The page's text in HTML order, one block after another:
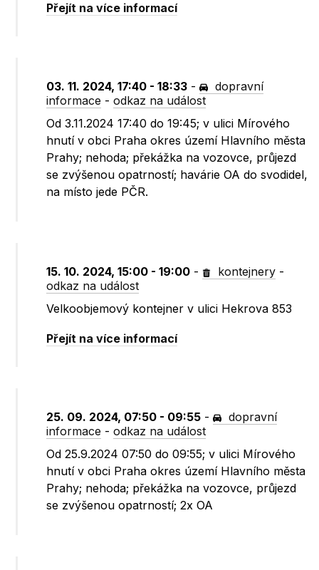
Přejít na více informací
03. 11. 2024, 17:40 - 18:33 -
dopravní
informace -odkaz na událost
Od 3.11.2024 17:40 do 19:45; v ulici Mírového
hnutí v obci Praha okres území Hlavního města
Prahy; nehoda; překážka na vozovce, průjezd
se zvýšenou opatrností; havárie OA do svodidel,
na místo jede PČR.
15. 10. 2024, 15:00 - 19:00 - kontejnery -
odkaz na událost
Velkoobjemový kontejner v ulici Hekrova 853
Přejít na více informací
25. 09. 2024, 07:50 - 09:55 -
dopravní
informace -odkaz na událost
Od 25.9.2024 07:50 do 09:55; v ulici Mírového
hnutí v obci Praha okres území Hlavního města
Prahy; nehoda; překážka na vozovce, průjezd
se zvýšenou opatrností; 2x OA